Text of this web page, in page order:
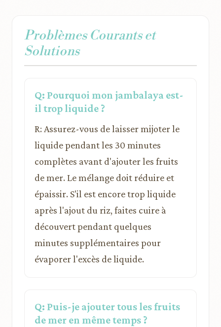
Problèmes Courants et
Solutions
Q: Pourquoi mon jambalaya est-
il trop liquide ?
R: Assurez-vous de laisser mijoter le
liquide pendant les 30 minutes
complètes avant d'ajouter les fruits
de mer. Le mélange doit réduire et
épaissir. S'il est encore trop liquide
après l'ajout du riz, faites cuire à
découvert pendant quelques
minutes supplémentaires pour
évaporer l'excès de liquide.
Q: Puis-je ajouter tous les fruits
de mer en même temps ?